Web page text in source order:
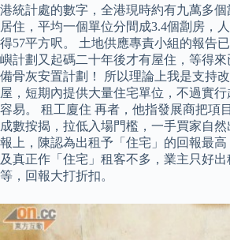
港統計處的數字，全港現時約有九萬多個
居住，平均一個單位分間成3.4個劏房，
得57平方呎。 土地供應專責小組的報告
嶼計劃又起碼二十年後才有屋住，等得
備骨灰安置計劃！ 所以理論上我是支持
屋，短期內提供大量住宅單位，不過實
容易。 租工廈住 再者，他指發展商把項
成數按揭，拉低入場門檻，一手買家自
報上，陳認為出租予「住宅」的回報最
及真正作「住宅」租客不多，業主只好
等，回報大打折扣。